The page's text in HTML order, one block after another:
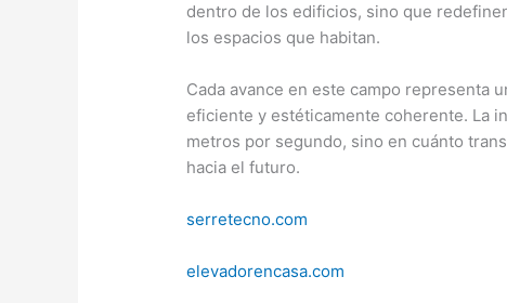
dentro de los edificios, sino que
los espacios que habitan.
Cada avance en este campo representa
eficiente y estéticamente coherente. La
metros por segundo, sino en cuánto
hacia el futuro.
serretecno.com
elevadorencasa.com